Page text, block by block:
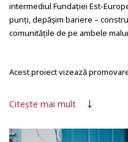
intermediul Fundației Est-
punți, depășim bariere –
comunitățile de pe ambele
Acest proiect vizează
din mun. Chișinău și Tiraspol,
acces la informații juridice. În
Citește mai mult